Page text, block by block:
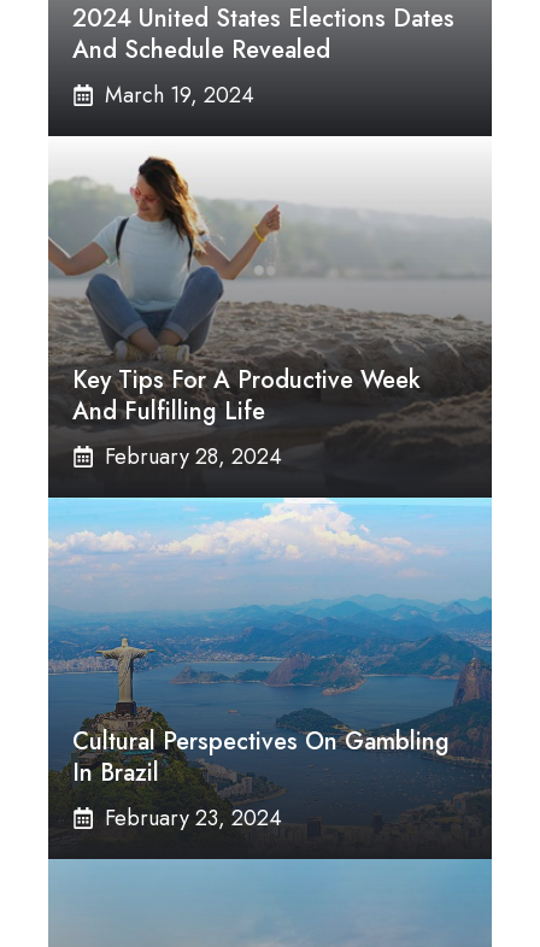
2024 United States Elections Dates
And Schedule Revealed
March 19, 2024
Key Tips For A Productive Week
And Fulfilling Life
February 28, 2024
Cultural Perspectives On Gambling
In Brazil
February 23, 2024